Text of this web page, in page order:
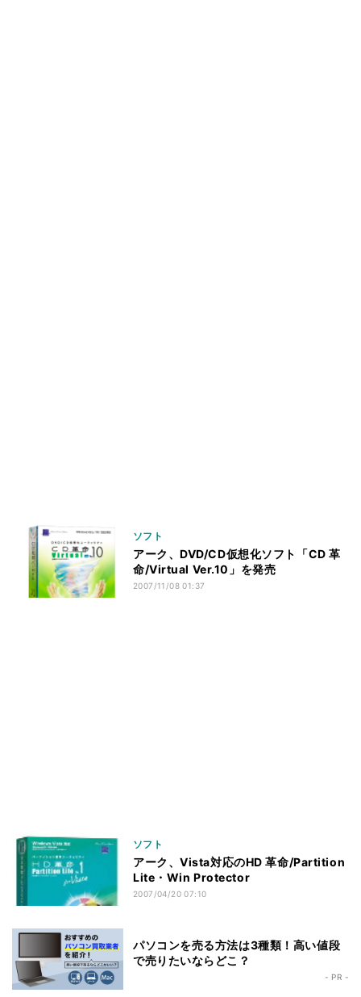
ソフト
アーク、DVD/CD仮想化ソフト「CD 革
命/Virtual Ver.10」を発売
2007/11/08 01:37
ソフト
アーク、Vista対応のHD 革命/Partition
Lite・Win Protector
2007/04/20 07:10
パソコンを売る方法は3種類！高い値段
で売りたいならどこ？
- PR -